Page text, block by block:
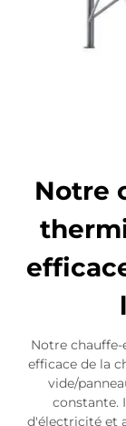
Notre
Notre
efficace de la
vide/
constante.
d'électricité et